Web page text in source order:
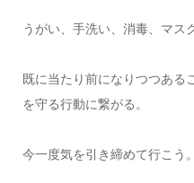
うがい、手洗い、消毒、マス
既に当たり前になりつつある
を守る行動に繋がる。
今一度気を引き締めて行こう。